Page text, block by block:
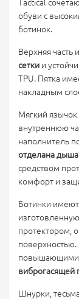
Tactical
обуви с
ботинок.
Верхняя часть
сетки и
TPU. Пятка
накладным
Мягкий
внутреннюю
наполнитель
отделана
средством
комфорт и
Ботинки
протектором,
поверхностью.
повышающими
виброгасящей
Шнурки,